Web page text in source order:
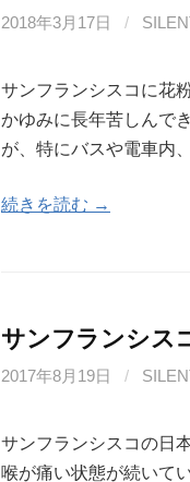
2018年3月17日 /
サンフランシスコに花
かゆみに長年苦しんで
が、特にバスや電車内
続きを読む →
サンフランシス
2017年8月19日 /
サンフランシスコの日
喉が痛い状態が続いて